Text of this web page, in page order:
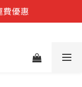
單9折優惠!
費優惠
單9折優惠!